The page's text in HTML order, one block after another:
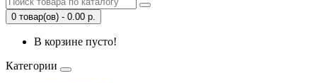
0 товар(ов) - 0.00 р.
В корзине пусто!
Категории